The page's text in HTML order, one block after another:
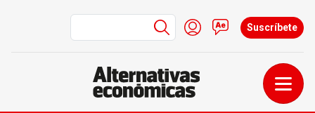
Menú de cuenta de
Iniciar sesión
Contacto
Suscríbete